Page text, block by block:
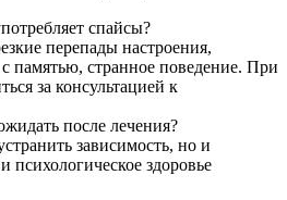
спайсы?
перепады настроения,
памятью, странное поведение. При
за консультацией к
после лечения?
зависимость, но и
психологическое здоровье